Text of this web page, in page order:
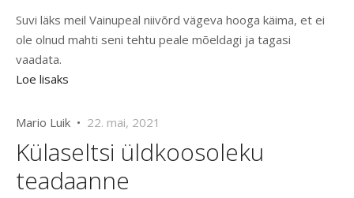
Suvi läks meil Vainupeal niivõrd vägeva hooga käima, et ei
ole olnud mahti seni tehtu peale mõeldagi ja tagasi
vaadata.
Loe lisaks
Mario Luik • 22. mai, 2021
Külaseltsi üldkoosoleku
teadaanne